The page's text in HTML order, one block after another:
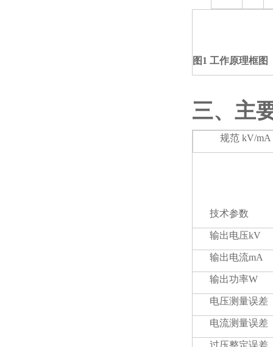
图1 工作原理框图
三、主
规范 kV/mA
技术参数
输出电压kV
输出电流mA
输出功率W
电压测量误差
电流测量误差
过压整定误差